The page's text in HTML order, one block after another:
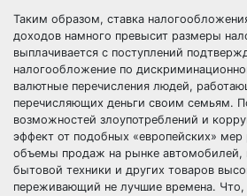
Таким образом, ставка
доходов намного превысит размеры
выплачивается с поступлений
налогообложение по
валютные перечисления людей,
перечисляющих деньги своим семьям.
возможностей злоупотреблений и
эффект от подобных «европейских» мер
объемы продаж на рынке автомобилей,
бытовой техники и других товаров
переживающий не лучшие времена. Что,